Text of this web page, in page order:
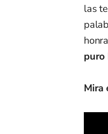
las
puro
Mira